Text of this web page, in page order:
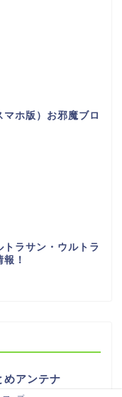
マホ版）お邪魔ブロ
トラサン・ウルトラ
！
めアンテナ